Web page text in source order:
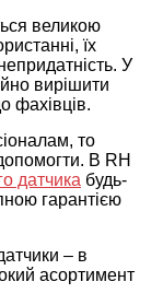
великою
їх
У
вирішити
фахівців.
то
В RH
датчика будь-
гарантією
– в
асортимент